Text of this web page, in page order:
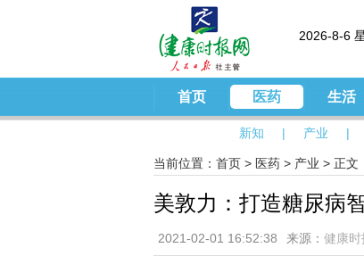
2026-8-6
首页 医药
新知 | 产业 |
生活
当前位置： 首页 > 医药 > 产业 > 正文
美敦力：打造糖尿病
2021-02-01 16:52:38 来源： 健康时